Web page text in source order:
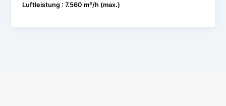
Luftleistung : 7.560 m³/h (max.)